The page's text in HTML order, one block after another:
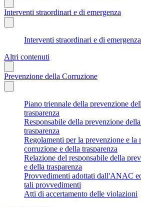
Interventi straordinari e di emergenza
Interventi straordinari e di emergenza
Altri contenuti
Prevenzione della Corruzione
Piano triennale della prevenzione
trasparenza
Responsabile della prevenzione
trasparenza
Regolamenti per la prevenzione e la
corruzione e della trasparenza
Relazione del responsabile della
e della trasparenza
Provvedimenti adottati dall'ANAC
tali provvedimenti
Atti di accertamento delle violazioni